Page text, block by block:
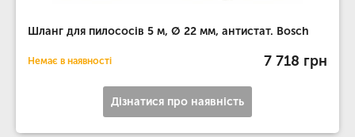
Шланг для пилососів 5 м, Ø 22 мм, антистат. Bosch
Немає в наявності 7 718 грн
Дізнатися про наявність